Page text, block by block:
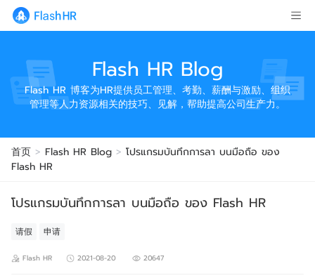
Flash HR Blog
Flash HR 博客为HR提供员工管理、考勤、薪酬与激励、组织
管理等人力资源相关的技巧、见解，帮助提高公司生产力。
首页 > Flash HR Blog > โปรแกรมบันทึกการลา บนมือถือ ของ
Flash HR
โปรแกรมบันทึกการลา บนมือถือ ของ Flash HR
请假 申请
Flash HR 2021-08-20 20647